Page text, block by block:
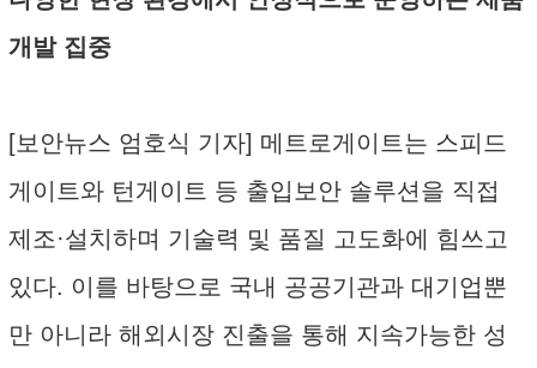
개발 집중
[보안뉴스 엄호식 기자] 메트로게이트는 스피드
게이트와 턴게이트 등 출입보안 솔루션을 직접
제조·설치하며 기술력 및 품질 고도화에 힘쓰고
있다. 이를 바탕으로 국내 공공기관과 대기업뿐
만 아니라 해외시장 진출을 통해 지속가능한 성